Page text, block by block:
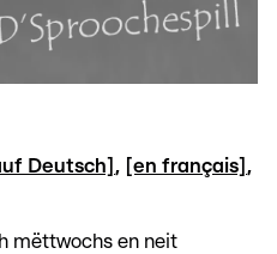
Deutsch] , [en français] ,
mëttwochs en neit